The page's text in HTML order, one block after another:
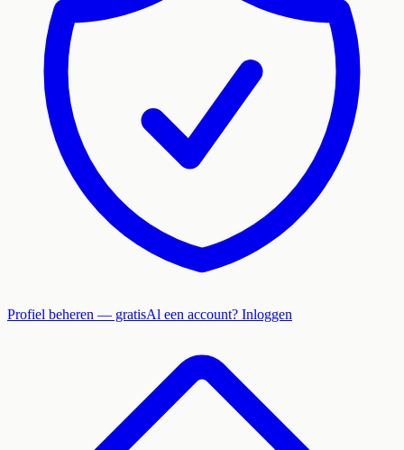
Profiel beheren — gratisAl een account? Inloggen